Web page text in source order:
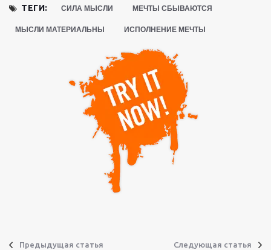
ТЕГИ: СИЛА МЫСЛИ МЕЧТЫ СБЫВАЮТСЯ
МЫСЛИ МАТЕРИАЛЬНЫ ИСПОЛНЕНИЕ МЕЧТЫ
Предыдущая статья Следующая статья